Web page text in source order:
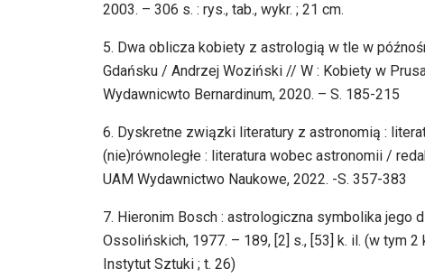
2003. – 306 s. : rys., tab., wykr. ; 21 cm.
5. Dwa oblicza kobiety z astrologią w tle w
Gdańsku / Andrzej Woziński // W : Kobiety w
Wydawnicwto Bernardinum, 2020. – S. 185-215
6. Dyskretne związki literatury z astronomią :
(nie)równoległe : literatura wobec astronomii /
UAM Wydawnictwo Naukowe, 2022. -S. 357-383
7. Hieronim Bosch : astrologiczna symbolika jego
Ossolińskich, 1977. – 189, [2] s., [53] k. il. (w tym
Instytut Sztuki ; t. 26)